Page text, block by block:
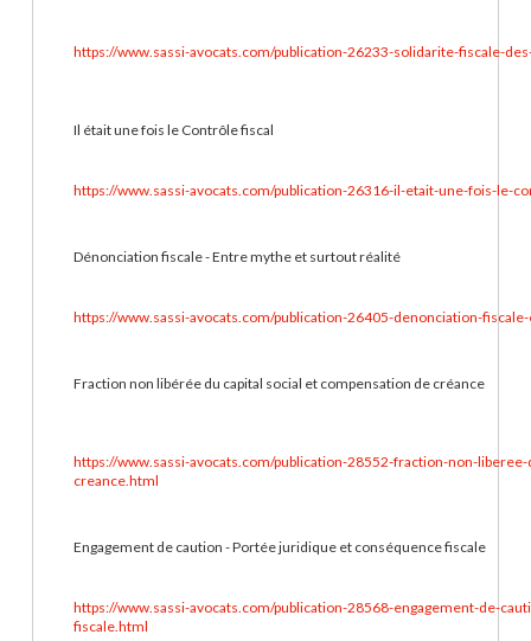
https://www.sassi-avocats.com/publication-26233-solidarite-fiscale-
Il était une fois le Contrôle fiscal
https://www.sassi-avocats.com/publication-26316-il-etait-une-fois-le-
Dénonciation fiscale - Entre mythe et surtout réalité
https://www.sassi-avocats.com/publication-26405-denonciation-
Fraction non libérée du capital social et compensation de créance
https://www.sassi-avocats.com/publication-28552-fraction-non-
creance.html
Engagement de caution - Portée juridique et conséquence fiscale
https://www.sassi-avocats.com/publication-28568-engagement-de-
fiscale.html